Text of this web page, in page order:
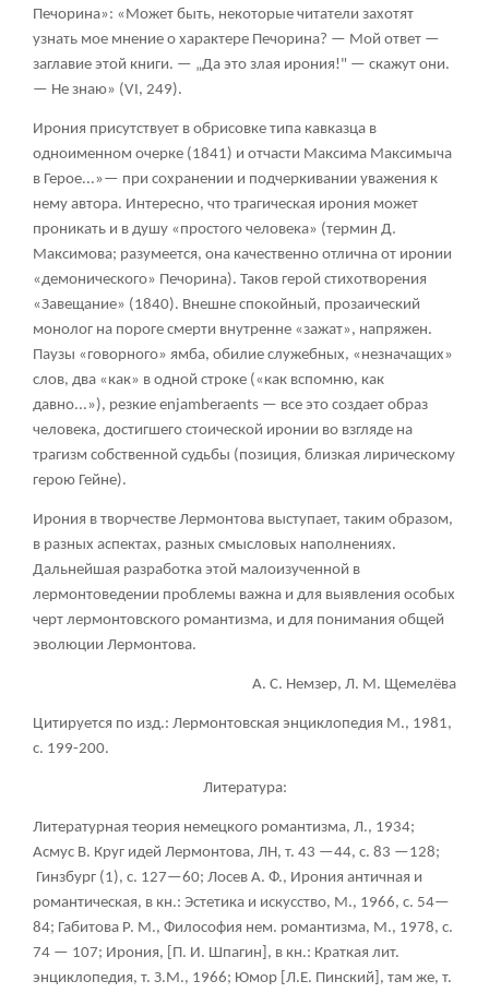
Печорина»: «Может быть, некоторые читатели захотят
узнать мое мнение о характере Печорина? — Мой ответ —
заглавие этой книги. — „Да это злая ирония!" — скажут они.
— Не знаю» (VI, 249).
Ирония присутствует в обрисовке типа кавказца в
одноименном очерке (1841) и отчасти Максима Максимыча
в Герое...»— при сохранении и подчеркивании уважения к
нему автора. Интересно, что трагическая ирония может
проникать и в душу «простого человека» (термин Д.
Максимова; разумеется, она качественно отлична от иронии
«демонического» Печорина). Таков герой стихотворения
«Завещание» (1840). Внешне спокойный, прозаический
монолог на пороге смерти внутренне «зажат», напряжен.
Паузы «говорного» ямба, обилие служебных, «незначащих»
слов, два «как» в одной строке («как вспомню, как
давно...»), резкие enjamberaents — все это создает образ
человека, достигшего стоической иронии во взгляде на
трагизм собственной судьбы (позиция, близкая лирическому
герою Гейне).
Ирония в творчестве Лермонтова выступает, таким образом,
в разных аспектах, разных смысловых наполнениях.
Дальнейшая разработка этой малоизученной в
лермонтоведении проблемы важна и для выявления особых
черт лермонтовского романтизма, и для понимания общей
эволюции Лермонтова.
А. С. Немзер, Л. М. Щемелёва
Цитируется по изд.: Лермонтовская энциклопедия М., 1981,
с. 199-200.
Литература:
Литературная теория немецкого романтизма, Л., 1934;
Асмус В. Круг идей Лермонтова, ЛН, т. 43 —44, с. 83 —128;
Гинзбург (1), с. 127—60; Лосев А. Ф., Ирония античная и
романтическая, в кн.: Эстетика и искусство, М., 1966, с. 54—
84; Габитова Р. М., Философия нем. романтизма, М., 1978, с.
74 — 107; Ирония, [П. И. Шпагин], в кн.: Краткая лит.
энциклопедия, т. З.М., 1966; Юмор [Л.Е. Пинский], там же, т.